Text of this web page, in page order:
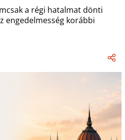
a régi hatalmat dönti
engedelmesség korábbi